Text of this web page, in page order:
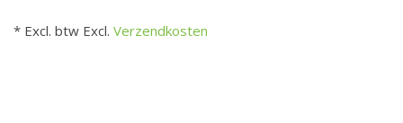
* Excl. btw Excl. Verzendkosten